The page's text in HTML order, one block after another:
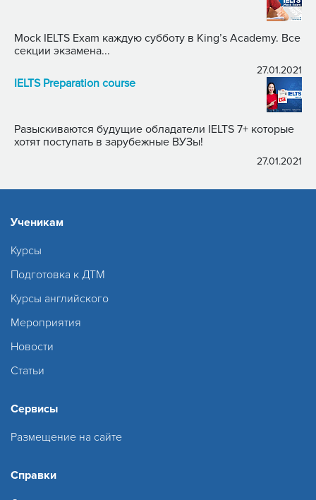
Mock IELTS Exam каждую субботу в King’s Academy. Все
секции экзамена...
27.01.2021
IELTS Preparation course
Разыскиваются будущие обладатели IELTS 7+ которые
хотят поступать в зарубежные ВУЗы!
27.01.2021
Ученикам
Курсы
Подготовка к ДТМ
Курсы английского
Мероприятия
Новости
Статьи
Сервисы
Размещение на сайте
Справки